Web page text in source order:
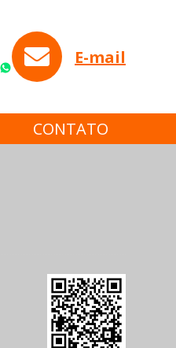
WhatsApp
E-mail
CONTATO